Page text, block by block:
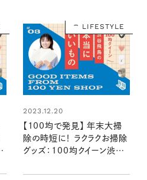
LIFESTYLE
2023.12.20
【100均で発見】 年末大掃
除の時短に！ ラクラクお掃除
グッズ：100均クイーン渋谷
3回